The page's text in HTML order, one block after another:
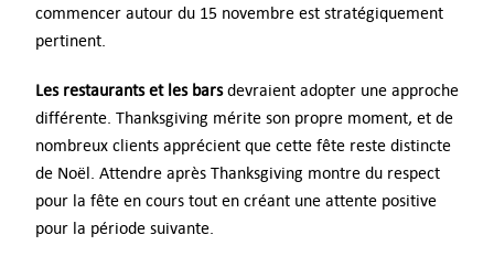
commencer autour du 15 novembre est stratégiquement
pertinent.
Les restaurants et les barsdevraient adopter une approche
différente. Thanksgiving mérite son propre moment, et de
nombreux clients apprécient que cette fête reste distincte
de Noël. Attendre après Thanksgiving montre du respect
pour la fête en cours tout en créant une attente positive
pour la période suivante.